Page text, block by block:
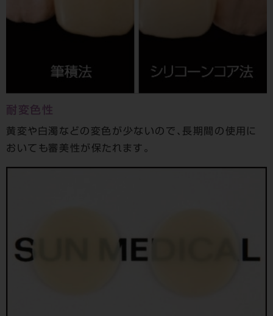
耐変色性
黄変や白濁などの変色が少ないので、長期間の使用に
おいても審美性が保たれます。